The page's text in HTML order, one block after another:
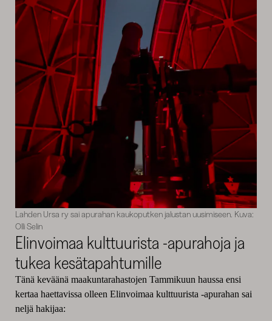
Lahden Ursa ry sai apurahan kaukoputken jalustan uusimiseen. Kuva:
Olli Selin
Elinvoimaa kulttuurista -apurahoja ja
tukea kesätapahtumille
Tänä keväänä maakuntarahastojen Tammikuun haussa ensi
kertaa haettavissa olleen Elinvoimaa kulttuurista -apurahan sai
neljä hakijaa: